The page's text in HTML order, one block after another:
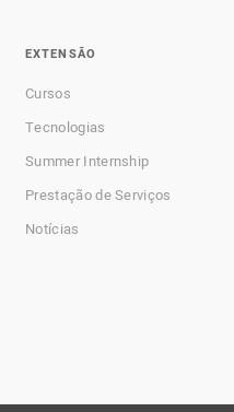
EXTENSÃO
Cursos
Tecnologias
Summer Internship
Prestação de Serviços
Notícias